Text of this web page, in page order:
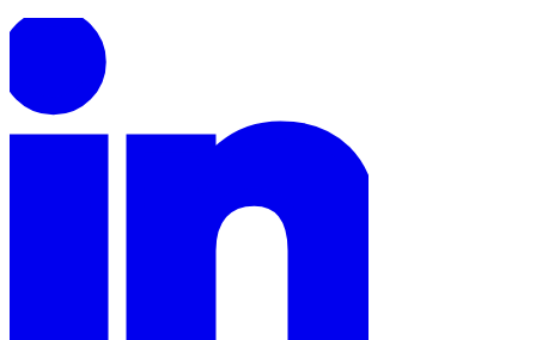
Golfo
Cómo crear un marco de control de los impuestos
Impuestos sobre el carbono y tasas medioambientales